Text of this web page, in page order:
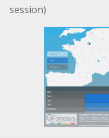
session)